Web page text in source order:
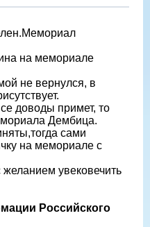
на мемориале
не вернулся, в
доводы примет, то
Дембица.
сами
на мемориале с
желанием увековечить
Российского